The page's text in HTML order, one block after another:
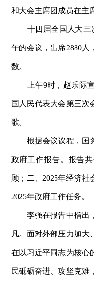
和大会主席团成员在主
十四届全国人大三
午的会议，出 席2880人
数。
上午9时，赵乐际
国人民代表大会第三次
歌。
根据会议议程，国务
政府工作报告。报告
顾；二 2025年经济社
2025年政府工作任务。
李强在报告中指出，
凡。面对外部压力加大
在以习近平同志为核心
民砥砺奋进、攻坚克难